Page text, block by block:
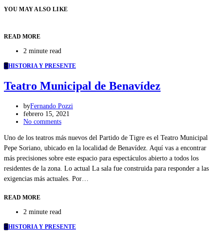
YOU MAY ALSO LIKE
READ MORE
2 minute read
HHISTORIA Y PRESENTE
Teatro Municipal de Benavídez
byFernando Pozzi
febrero 15, 2021
No comments
Uno de los teatros más nuevos del Partido de Tigre es el Teatro Municipal
Pepe Soriano, ubicado en la localidad de Benavídez. Aquí vas a encontrar
más precisiones sobre este espacio para espectáculos abierto a todos los
residentes de la zona. Lo actual La sala fue construida para responder a las
exigencias más actuales. Por…
READ MORE
2 minute read
HHISTORIA Y PRESENTE